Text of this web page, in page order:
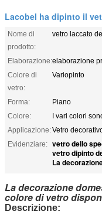
Lacobel ha dipinto il
Nome di
prodotto:
vetro laccato
Elaborazione:elaborazione
Colore di
vetro:
Variopinto
Forma:
Piano
Colore:
I vari colori
Applicazione:Vetro
Evidenziare: vetro dello
vetro dipinto
La
La decorazione
colore di vetro
Descrizione: